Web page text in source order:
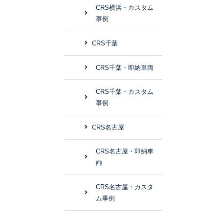
CRS横浜・カスタム
事例
CRS千葉
CRS千葉・即納車両
CRS千葉・カスタム
事例
CRS名古屋
CRS名古屋・即納車
両
CRS名古屋・カスタ
ム事例